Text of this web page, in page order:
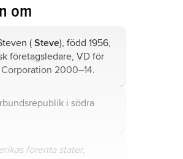
om
(Steve), född 1956,
företagsledare, VD för
2000–14.
i södra
förenta stater,